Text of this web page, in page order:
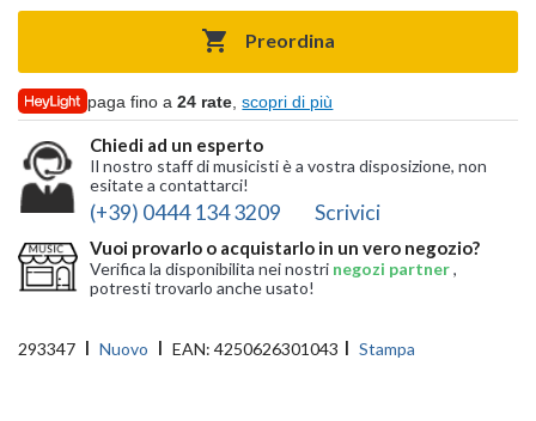
 Preordina
paga fino a24 rate ,scopri di più
Chiedi ad un esperto
Il nostro staff di musicisti è a vostra disposizione, non
esitate a contattarci!
(+39) 0444 134 3209 Scrivici
Vuoi provarlo o acquistarlo in un vero negozio?
Verifica la disponibilita nei nostri negozi partner,
potresti trovarlo anche usato!
293347 Nuovo EAN: 4250626301043 Stampa